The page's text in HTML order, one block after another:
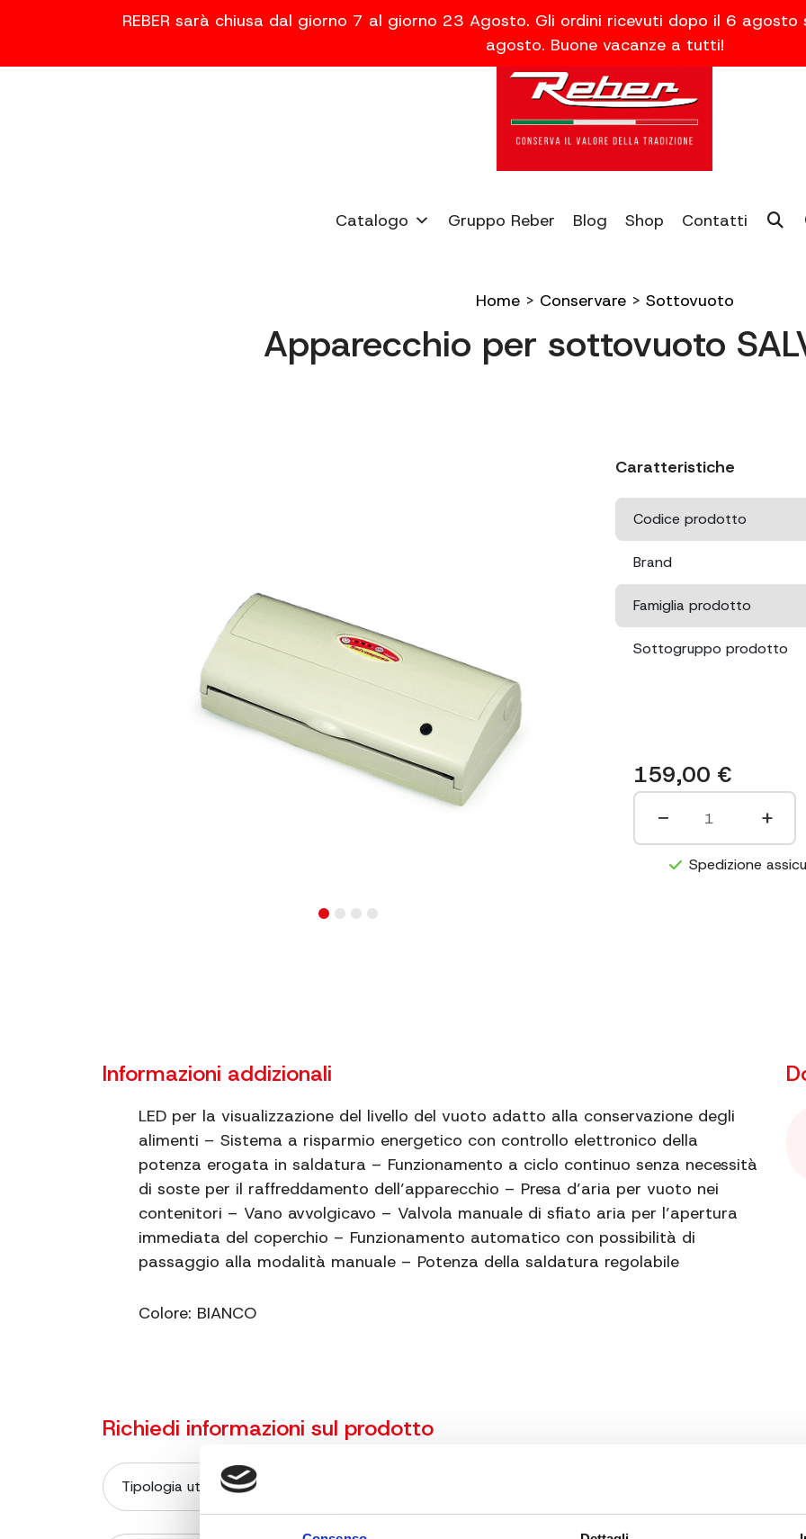
REBER sarà chiusa dal giorno 7 al giorno 23 Agosto. Gli ordini ricevuti dopo il 6
agosto. Buone vacanze a tutti!
Catalogo Gruppo Reber Blog Shop Contatti
Home> Conservare> Sottovuoto
Apparecchio per sottovuoto
Caratteristiche
Codice prodotto
Brand
Famiglia prodotto
Sottogruppo prodotto
Tempo di saldatura
Lunghezza max saldatura
Livello massimo di vuoto
Informazioni extra
159,00 €
−
+
Spedizione
Informazioni addizionali
LED per la visualizzazione del livello del vuoto adatto alla conservazione degli
alimenti – Sistema a risparmio energetico con controllo elettronico della
potenza erogata in saldatura – Funzionamento a ciclo continuo senza necessità
di soste per il raffreddamento dell’apparecchio – Presa d’aria per vuoto nei
contenitori – Vano avvolgicavo – Valvola manuale di sfiato aria per l’apertura
immediata del coperchio – Funzionamento automatico con possibilità di
passaggio alla modalità manuale – Potenza della saldatura regolabile
Colore: BIANCO
Richiedi informazioni sul prodotto